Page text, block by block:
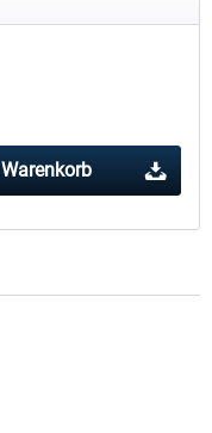
Warenkorb